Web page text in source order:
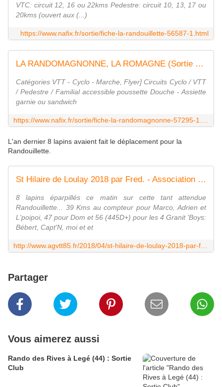
VTC: circuit 12, 16 ou 22kms Pedestre: circuit 10, 13, 17 ou
20kms (ouvert aux (...)
https://www.nafix.fr/sortie/fiche-la-randouillette-56587-1.html
LA RANDOMAGNONNE, LA ROMAGNE (Sortie du 07/04/2019 / Ref. : 57295)
Catégories VTT - Cyclo - Marche, Flyer] Circuits Cyclo / VTT
/ Pedestre / Familial accessible poussette Douche - Assiette
garnie ou sandwich
L'an dernier 8 lapins avaient fait le déplacement pour la
Randouillette.
St Hilaire de Loulay 2018 par Fred. - Association Gaubretièroise Vélo Tout Terrain
8 lapins éparpillés ce matin sur cette tant attendue
Randouillette... 39 Kms au compteur pour Marco, Adrien et
L'poipoi, 47 pour Dom et 56 (445D+) pour les 4 Granit 'Boys:
Bébert, Capt'N, moi et et
Partager
Vous aimerez aussi
Rando des Rives à Legé (44) : Sortie
Club